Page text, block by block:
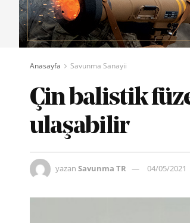
Anasayfa Savunma Sanayii
Çin balistik
ulaşabilir
yazan Savunma TR 04/05/2021